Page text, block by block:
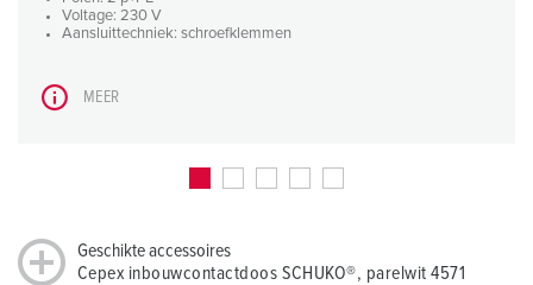
Voltage: 230 V
Aansluittechniek: schroefklemmen
MEER
Geschikte accessoires
Cepex inbouwcontactdoos SCHUKO®, parelwit 4571